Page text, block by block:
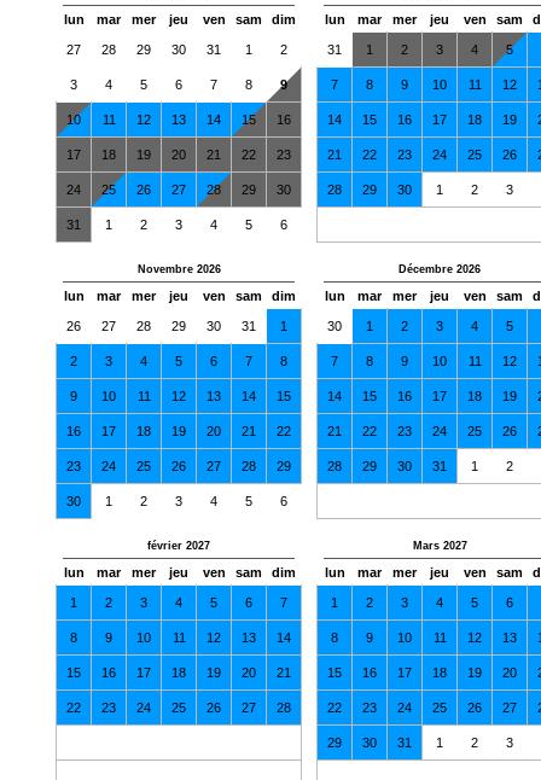
lun mar mer jeu ven sam dim
27 28 29 30 31 1 2
3 4 5 6 7 8 9
10 11 12 13 14 15 16
17 18 19 20 21 22 23
24 25 26 27 28 29 30
31 1 2 3 4 5 6
lun mar mer jeu ven sam
31 1 2 3 4 5
7 8 9 10 11 12
14 15 16 17 18 19
21 22 23 24 25 26
28 29 30 1 2 3
Novembre 2026
lun mar mer jeu ven sam dim
26 27 28 29 30 31 1
2 3 4 5 6 7 8
9 10 11 12 13 14 15
16 17 18 19 20 21 22
23 24 25 26 27 28 29
30 1 2 3 4 5 6
Décembre 2026
lun mar mer jeu ven sam
30 1 2 3 4 5
7 8 9 10 11 12
14 15 16 17 18 19
21 22 23 24 25 26
28 29 30 31 1 2
février 2027
lun mar mer jeu ven sam dim
1 2 3 4 5 6 7
8 9 10 11 12 13 14
15 16 17 18 19 20 21
22 23 24 25 26 27 28
Mars 2027
lun mar mer jeu ven sam
1 2 3 4 5 6
8 9 10 11 12 13
15 16 17 18 19 20
22 23 24 25 26 27
29 30 31 1 2 3